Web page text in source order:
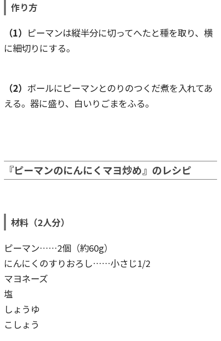
作り方
（1） ピーマンは縦半分に切ってへたと種を取り、横
に細切りにする。
（2） ボールにピーマンとのりのつくだ煮を入れてあ
える。器に盛り、白いりごまをふる。
『ピーマンのにんにくマヨ炒め』のレシピ
材料（2人分）
ピーマン……2個（約60g）
にんにくのすりおろし……小さじ1/2
マヨネーズ
塩
しょうゆ
こしょう